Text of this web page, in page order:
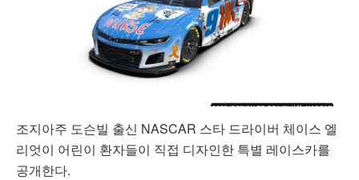
조지아주 도슨빌 출신 NASCAR 스타 드라이버 체이스 엘
리엇이 어린이 환자들이 직접 디자인한 특별 레이스카를
공개한다.